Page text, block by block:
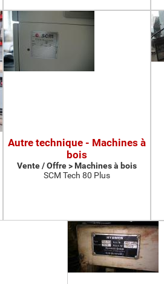
Autre technique - Machines à
bois
Vente / Offre > Machines à bois
SCM Tech 80 Plus